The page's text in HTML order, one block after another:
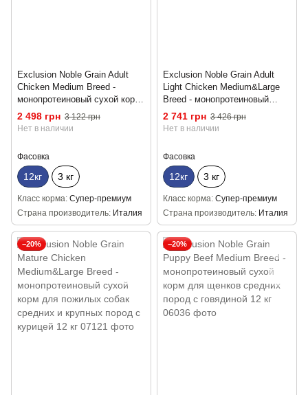
Exclusion Noble Grain Adult
Chicken Medium Breed -
монопротеиновый сухой корм
для взрослых собак средних
пород с курицей 2 кг
2 498 грн 3 122 грн
Нет в наличии
Фасовка
12кг 3 кг
Класс корма Супер-премиум
Страна производитель Италия
Exclusion Noble Grain Adult
Light Chicken Medium&Large
Breed - монопротеиновый
сухой корм для взрослых
собак средних и крупных
2 741 грн 3 426 грн
Нет в наличии
Фасовка
12кг 3 кг
Класс корма Супер-премиум
Страна производитель Италия
−20% −20%